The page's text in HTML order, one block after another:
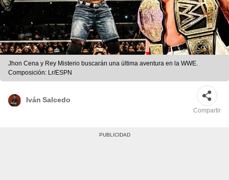
Jhon Cena y Rey Misterio buscarán una última aventura en la WWE.
Composición: Lr/ESPN
Iván Salcedo
Compartir